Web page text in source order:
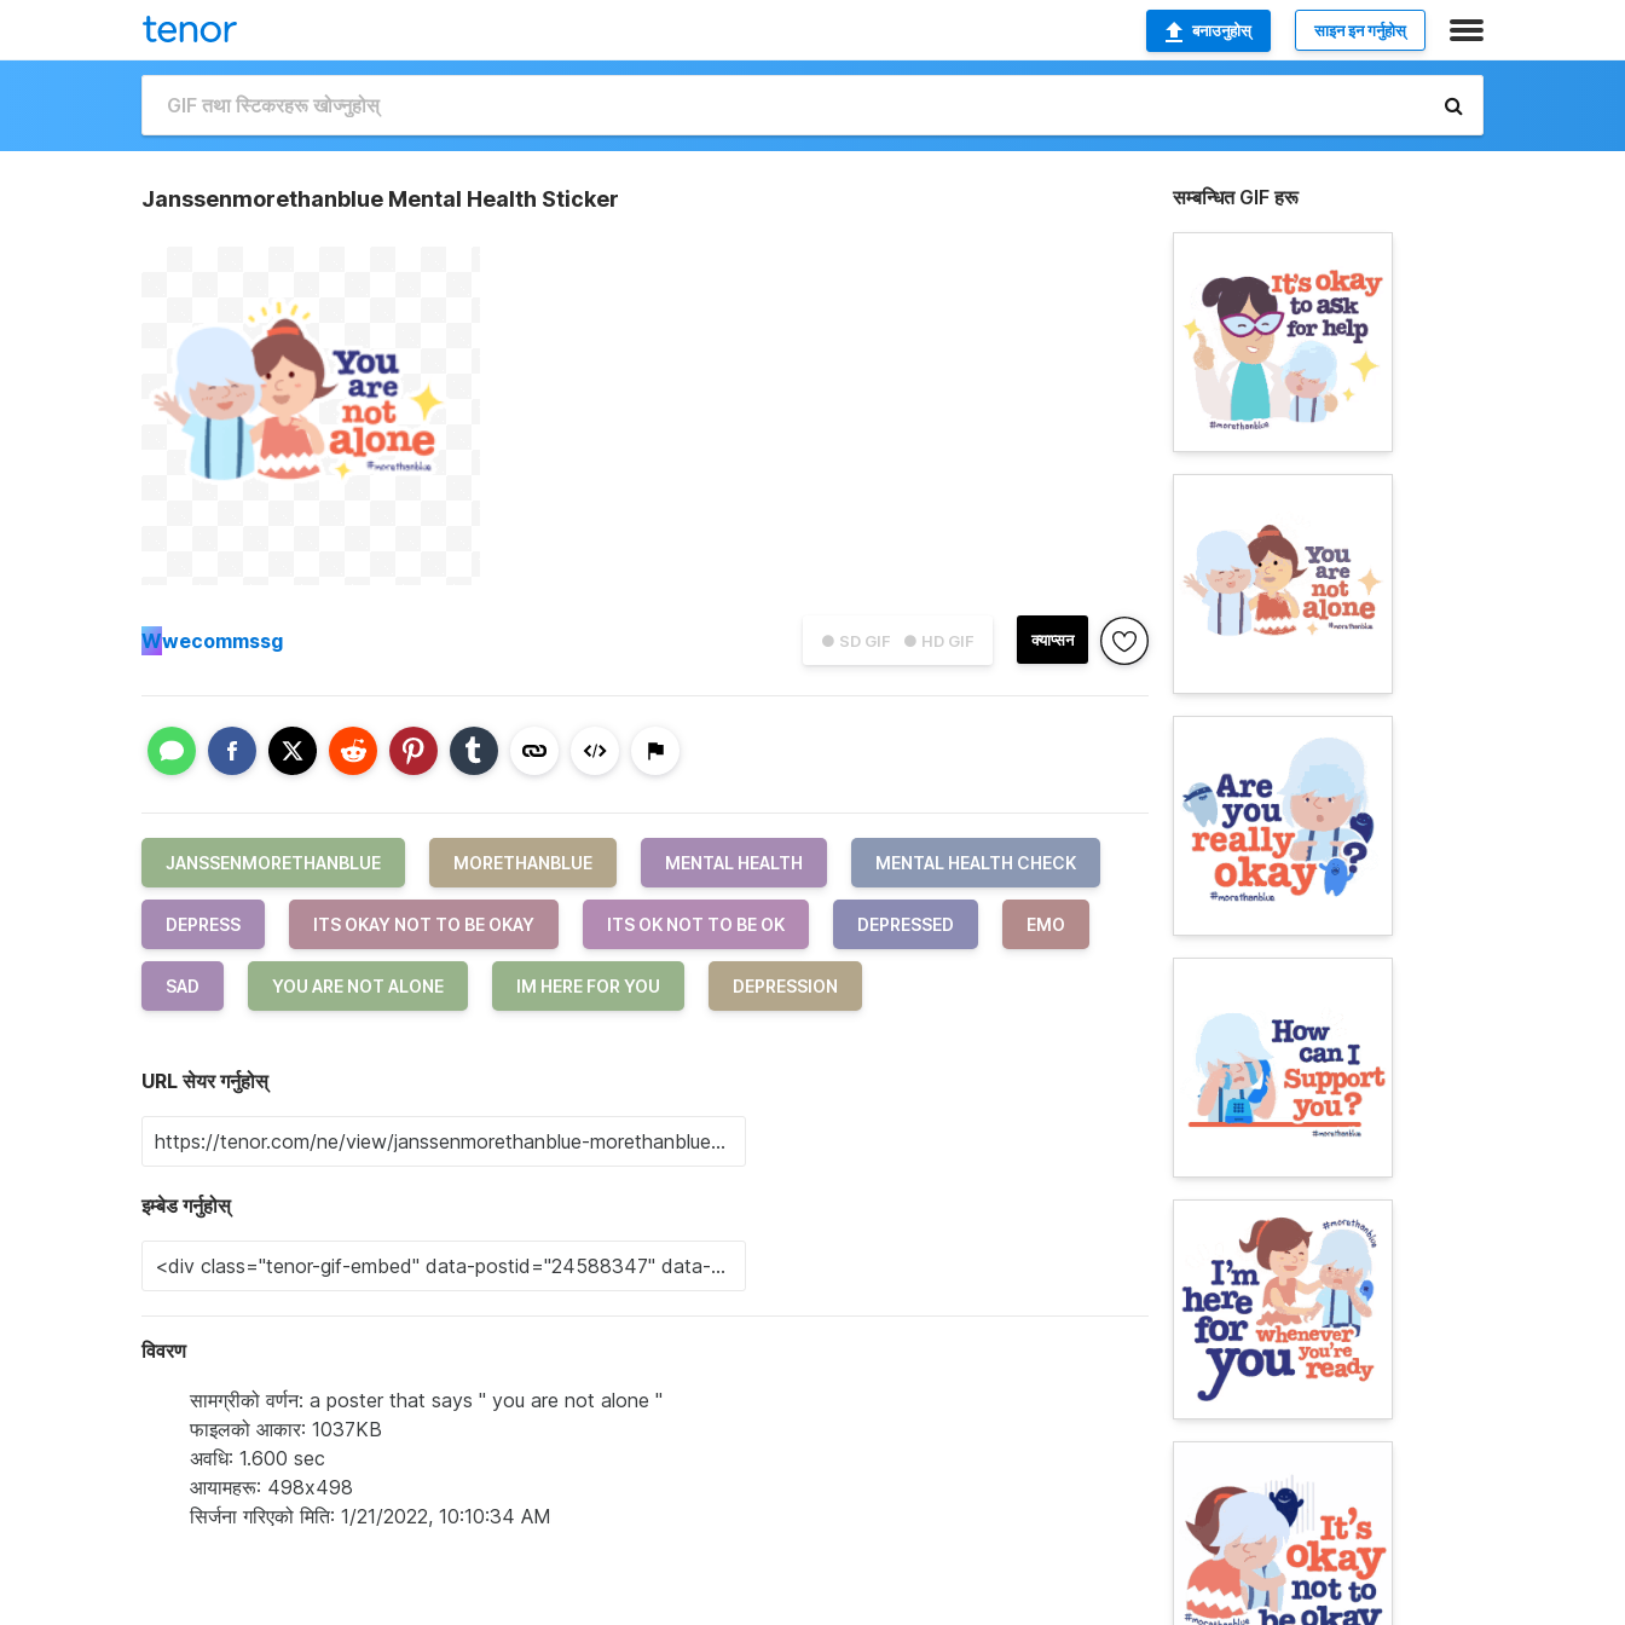
बनाउनुहोस् साइन इन गर्नुहोस्
Janssenmorethanblue Mental Health Sticker
● SD GIF ● HD GIF क्याप्सन
Wwecommssg
JANSSENMORETHANBLUE MORETHANBLUE MENTAL HEALTH MENTAL HEALTH CHECK
DEPRESS ITS OKAY NOT TO BE OKAY ITS OK NOT TO BE OK DEPRESSED EMO
SAD YOU ARE NOT ALONE IM HERE FOR YOU DEPRESSION
URL सेयर गर्नुहोस्
इम्बेड गर्नुहोस्
विवरण
सामग्रीको वर्णन: a poster that says " you are not alone "
फाइलको आकार: 1037KB
अवधि: 1.600 sec
आयामहरू: 498x498
सिर्जना गरिएको मिति: 1/21/2022, 10:10:34 AM
सम्बन्धित GIF हरू